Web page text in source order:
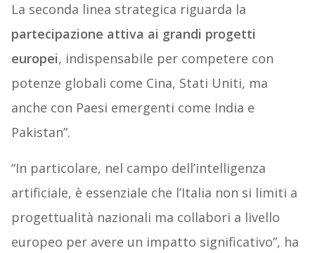
La seconda linea strategica riguarda la
partecipazione attiva ai grandi progetti
europei, indispensabile per competere con
potenze globali come Cina, Stati Uniti, ma
anche con Paesi emergenti come India e
Pakistan”.
“In particolare, nel campo dell’intelligenza
artificiale, è essenziale che l’Italia non si limiti a
progettualità nazionali ma collabori a livello
europeo per avere un impatto significativo”, ha